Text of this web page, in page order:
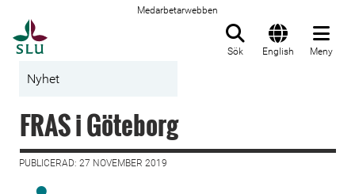
Medarbetarwebben
Sök English Meny
Nyhet
FRAS i Göteborg
PUBLICERAD: 27 NOVEMBER 2019